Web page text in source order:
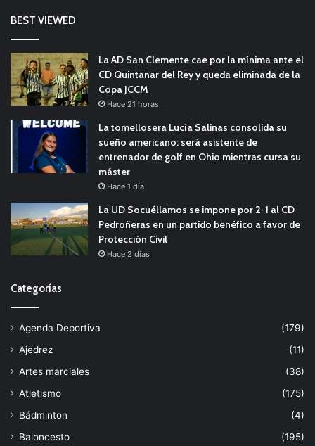
BEST VIEWED
La AD San Clemente cae por la mínima ante el
CD Quintanar del Rey y queda eliminada de la
Copa JCCM
Hace 21 horas
La tomellosera Lucía Salinas consolida su
sueño americano: será asistente de
entrenador de golf en Ohio mientras cursa su
máster
Hace 1 día
La UD Socuéllamos se impone por 2-1 al CD
Pedroñeras en un partido benéfico a favor de
Protección Civil
Hace 2 días
Categorías
Agenda Deportiva
(179)
Ajedrez
(11)
Artes marciales
(38)
Atletismo
(175)
Bádminton
(4)
Baloncesto
(195)